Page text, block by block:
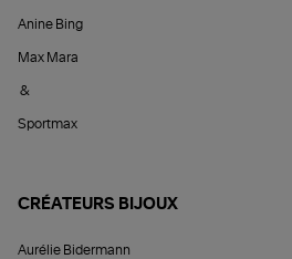
Anine Bing
Max Mara
&
Sportmax
CRÉATEURS BIJOUX
Aurélie Bidermann